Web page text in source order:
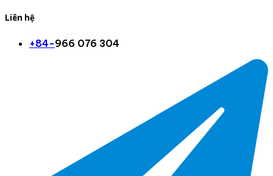
Liên hệ
+84-966 076 304